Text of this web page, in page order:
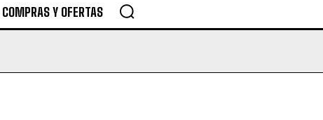
COMPRAS Y OFERTAS